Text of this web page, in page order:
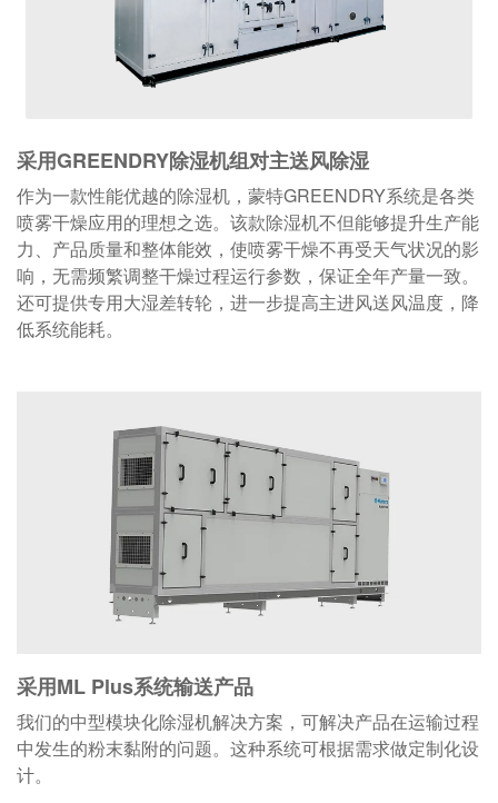
采用GREENDRY除湿机组对主送风除湿
作为一款性能优越的除湿机，蒙特GREENDRY系统是各类
喷雾干燥应用的理想之选。该款除湿机不但能够提升生产能
力、产品质量和整体能效，使喷雾干燥不再受天气状况的影
响，无需频繁调整干燥过程运行参数，保证全年产量一致。
还可提供专用大湿差转轮，进一步提高主进风送风温度，降
低系统能耗。
采用ML Plus系统输送产品
我们的中型模块化除湿机解决方案，可解决产品在运输过程
中发生的粉末黏附的问题。这种系统可根据需求做定制化设
计。